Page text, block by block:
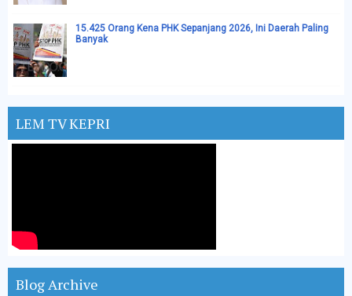
15.425 Orang Kena PHK Sepanjang 2026, Ini Daerah Paling
Banyak
LEM TV KEPRI
Blog Archive